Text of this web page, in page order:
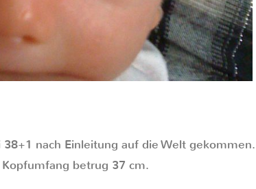
nach Einleitung auf die Welt
betrug 37 cm.